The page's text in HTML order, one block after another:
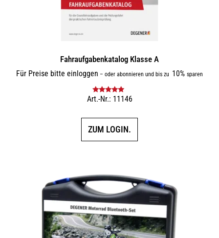
Fahraufgabenkatalog Klasse A
Für Preise bitte einloggen – oder abonnieren und bis zu 10% sparen
Bewertet mit
Art.-Nr.: 11146
ZUM LOGIN.